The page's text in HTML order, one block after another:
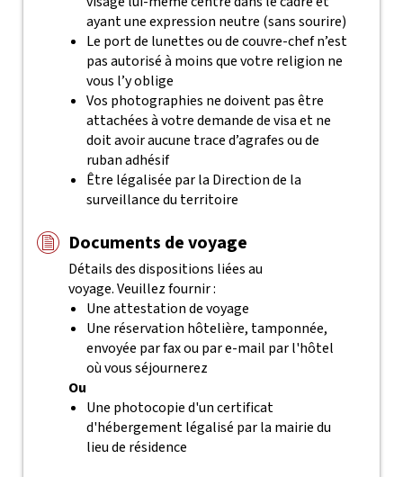
ayant une expression neutre (sans sourire)
Le port de lunettes ou de couvre-chef n’est
pas autorisé à moins que votre religion ne
vous l’y oblige
Vos photographies ne doivent pas être
attachées à votre demande de visa et ne
doit avoir aucune trace d’agrafes ou de
ruban adhésif
Être légalisée par la Direction de la
surveillance du territoire
Documents de voyage
Détails des dispositions liées au
voyage. Veuillez fournir :
Une attestation de voyage
Une réservation hôtelière, tamponnée,
envoyée par fax ou par e-mail par l'hôtel
où vous séjournerez
Ou
Une photocopie d'un certificat
d'hébergement légalisé par la mairie du
lieu de résidence